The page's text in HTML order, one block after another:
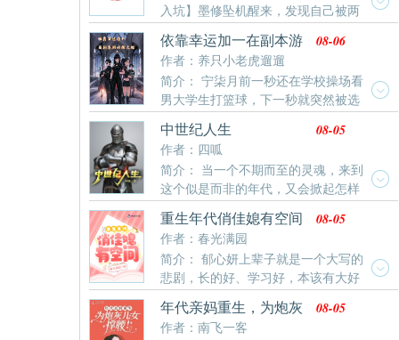
入坑】墨修坠机醒来，发现自己被两
男一女用剑轮番劈斩。他起初只是想好好活着，没想到
这个世界有洞天福地。有仙门帝庭。有三山四海。有五
湖八荒。有九天十地。有妖，有佛，也曾有神话…..
依靠幸运加一在副本游
戏抱大腿
作者：养只小老虎遛遛
08-06
简介： 宁柒月前一秒还在学校操场看
男大学生打篮球，下一秒就突然被选
中成为副本游戏玩家。经历千辛万苦才通关第一个新手
副本，拿到了第一个道具：幸运项链（使幸运值1）跟
别人的道具比起来，简直鸡肋的没边了。殊不知，幸运
项链正在发挥她难以想象的作用力。在副本游戏随机挑
选玩家中，总能遇到一个又一个的大佬。于是便开始
了：拜一个大佬为师。得一个大佬相救。与一个大佬为
友。同时还遇到了并肩作战的伙伴。直到遇到了一个
中世纪人生
作者：四呱
08-05
简介： 当一个不期而至的灵魂，来到
这个似是而非的年代，又会掀起怎样
的风暴。是融入这个时代，成为一名骑士典范，或者驰
骋疆场，在史书上留下自己的传奇，再亦或者撕开黑
暗，引入黎明前的曙光。诺恩表示：小孩子才做选择，
我全都要。
重生年代俏佳媳有空间
作者：春光满园
08-05
简介： 郁心妍上辈子就是一个大写的
悲剧，长的好、学习好，本该有大好
的前程，却被养父母用来抵债。嫁给二婚男也就算了，
还被渣男耍手段，成了众人口中不下蛋的母鸡，被继
子、继女白眼、诅咒、欺压了大半辈子。最终，郁结于
年代亲妈重生，为炮灰
儿女撑腰！
作者：南飞一客
08-05